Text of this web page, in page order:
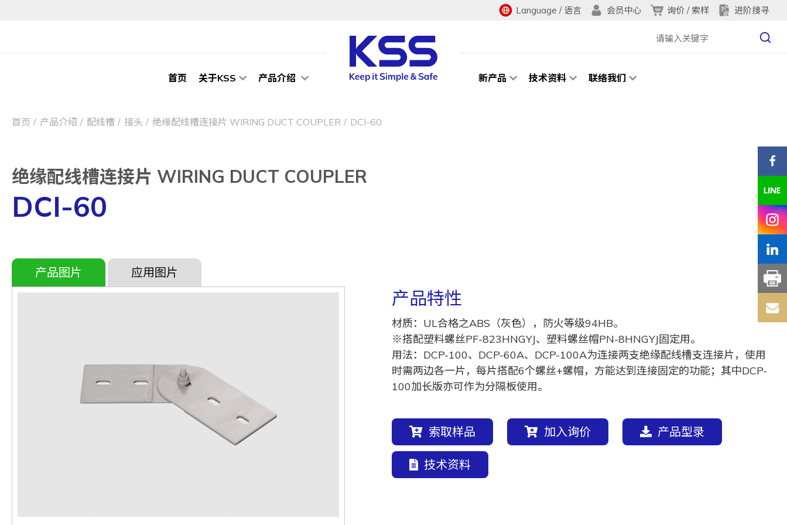
Language / 语言 会员中心 询价 / 索样 进阶搜寻
首页 关于KSS 产品介绍 新产品 技术资料 联络我们
首页 产品介绍 配线槽 接头 绝缘配线槽连接片 WIRING DUCT COUPLER DCI-60
绝缘配线槽连接片 WIRING DUCT COUPLER
DCI-60
产品图片 应用图片
产品特性
材质：UL合格之ABS（灰色），防火等级94HB。
※搭配塑料螺丝PF-823HNGYJ、塑料螺丝帽PN-8HNGYJ固定用。
用法：DCP-100、DCP-60A、DCP-100A为连接两支绝缘配线槽支连接片，使用
时需两边各一片，每片搭配6个螺丝+螺帽，方能达到连接固定的功能；其中DCP-
100加长版亦可作为分隔板使用。
索取样品 加入询价 产品型录
技术资料